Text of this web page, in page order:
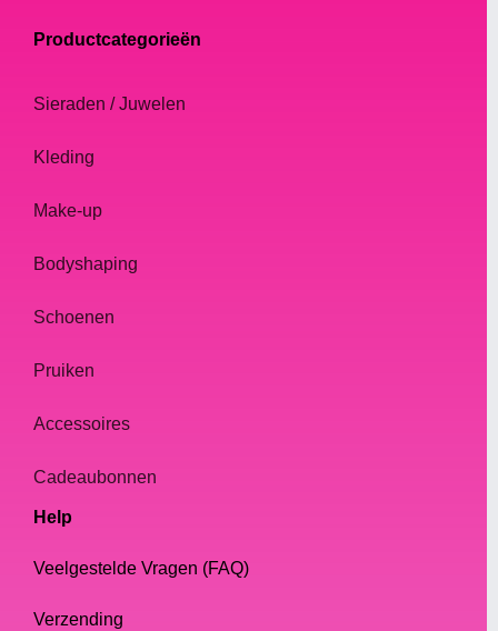
Productcategorieën
Sieraden / Juwelen
Kleding
Make-up
Bodyshaping
Schoenen
Pruiken
Accessoires
Cadeaubonnen
Help
Veelgestelde Vragen (FAQ)
Verzending